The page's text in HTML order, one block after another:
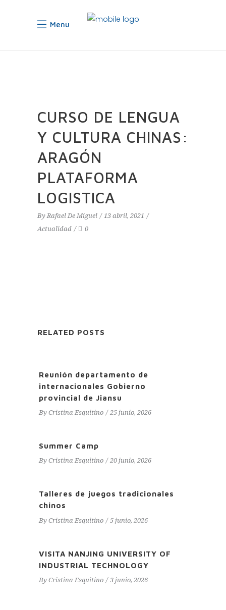
Menu
CURSO DE LENGUA
Y CULTURA CHINAS:
ARAGÓN
PLATAFORMA
LOGISTICA
By Rafael De Miguel
13 abril, 2021
Actualidad
0
RELATED POSTS
Reunión departamento de
internacionales Gobierno
provincial de Jiansu
By Cristina Esquitino 25 junio, 2026
Summer Camp
By Cristina Esquitino 20 junio, 2026
Talleres de juegos tradicionales
chinos
By Cristina Esquitino 5 junio, 2026
VISITA NANJING UNIVERSITY OF
INDUSTRIAL TECHNOLOGY
By Cristina Esquitino 3 junio, 2026